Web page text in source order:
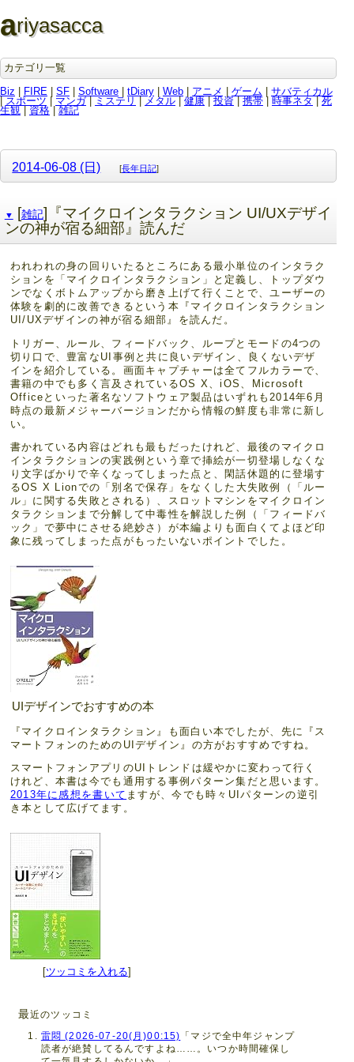
ariyasacca
カテゴリ一覧
Biz
FIRE SF Software tDiary Web アニメ ゲーム
サバティカル
スポーツ | マンガ| ミステリ メタル 健康 投資 携帯 | 時事ネタ
死
生観
資格| 雑記
2014-06-08 (日) [長年日記]
▼ [雑記]『マイクロインタラクション UI/UXデザイ
ンの神が宿る細部』読んだ
われわれの身の回りいたるところにある最小単位のインタラク
ションを「マイクロインタラクション」と定義し、トップダウ
ンでなくボトムアップから磨き上げて行くことで、ユーザーの
体験を劇的に改善できるという本『マイクロインタラクション
UI/UXデザインの神が宿る細部』を読んだ。
トリガー、ルール、フィードバック、ループとモードの4つの
切り口で、豊富なUI事例と共に良いデザイン、良くないデザ
インを紹介している。画面キャプチャーは全てフルカラーで、
書籍の中でも多く言及されているOS X、iOS、Microsoft
Officeといった著名なソフトウェア製品はいずれも2014年6月
時点の最新メジャーバージョンだから情報の鮮度も非常に新し
い。
書かれている内容はどれも最もだったけれど、最後のマイクロ
インタラクションの実践例という章で挿絵が一切登場しなくな
り文字ばかりで辛くなってしまった点と、閑話休題的に登場す
るOS X Lionでの「別名で保存」をなくした大失敗例（「ルー
ル」に関する失敗とされる）、スロットマシンをマイクロイン
タラクションまで分解して中毒性を解説した例（「フィードバ
ック」で夢中にさせる絶妙さ）が本編よりも面白くてよほど印
象に残ってしまった点がもったいないポイントでした。
UIデザインでおすすめの本
『マイクロインタラクション』も面白い本でしたが、先に『ス
マートフォンのためのUIデザイン』の方がおすすめですね。
スマートフォンアプリのUIトレンドは緩やかに変わって行く
けれど、本書は今でも通用する事例パターン集だと思います。
2013年に感想を書いて ますが、今でも時々UIパターンの逆引
き本として広げてます。
[ツッコミを入れる]
最近のツッコミ
雷悶 (2026-07-20(月)00:15)
「マジで全中年ジャンプ
読者が絶賛してるんですよね……。いつか時間確保し